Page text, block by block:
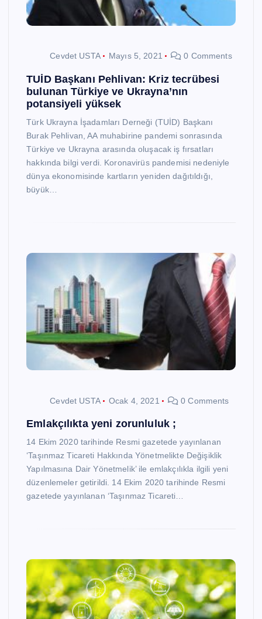
Cevdet USTA Mayıs 5, 2021 0 Comments
TUİD Başkanı Pehlivan: Kriz tecrübesi
bulunan Türkiye ve Ukrayna’nın
potansiyeli yüksek
Türk Ukrayna İşadamları Derneği (TUİD) Başkanı
Burak Pehlivan, AA muhabirine pandemi sonrasında
Türkiye ve Ukrayna arasında oluşacak iş fırsatları
hakkında bilgi verdi. Koronavirüs pandemisi nedeniyle
dünya ekonomisinde kartların yeniden dağıtıldığı,
büyük…
Cevdet USTA Ocak 4, 2021 0 Comments
Emlakçılıkta yeni zorunluluk ;
14 Ekim 2020 tarihinde Resmi gazetede yayınlanan
‘Taşınmaz Ticareti Hakkında Yönetmelikte Değişiklik
Yapılmasına Dair Yönetmelik’ ile emlakçılıkla ilgili yeni
düzenlemeler getirildi. 14 Ekim 2020 tarihinde Resmi
gazetede yayınlanan ‘Taşınmaz Ticareti…